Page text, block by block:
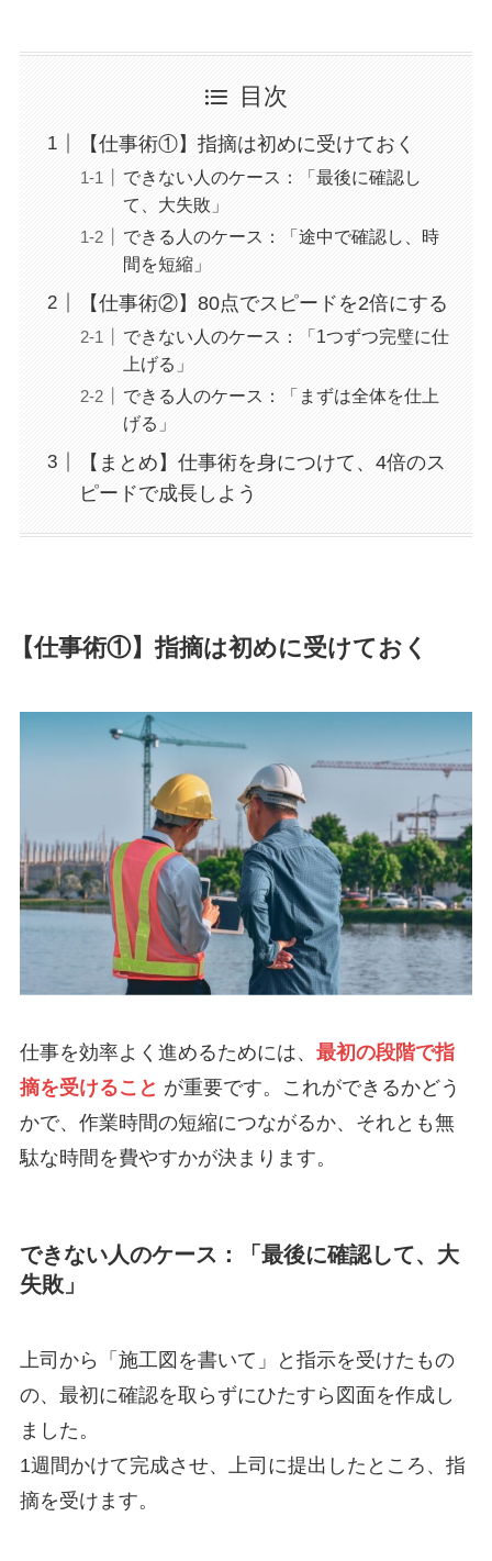
目次
【仕事術①】指摘は初めに受けておく
できない人のケース：「最後に確認し
て、大失敗」
できる人のケース：「途中で確認し、時
間を短縮」
【仕事術②】80点でスピードを2倍にする
できない人のケース：「1つずつ完璧に仕
上げる」
できる人のケース：「まずは全体を仕上
げる」
【まとめ】仕事術を身につけて、4倍のス
ピードで成長しよう
【仕事術①】指摘は初めに受けておく
仕事を効率よく進めるためには、 最初の段階で指
摘を受けること が重要です。これができるかどう
かで、作業時間の短縮につながるか、それとも無
駄な時間を費やすかが決まります。
できない人のケース：「最後に確認して、大
失敗」
上司から「施工図を書いて」と指示を受けたもの
の、最初に確認を取らずにひたすら図面を作成し
ました。
1週間かけて完成させ、上司に提出したところ、指
摘を受けます。